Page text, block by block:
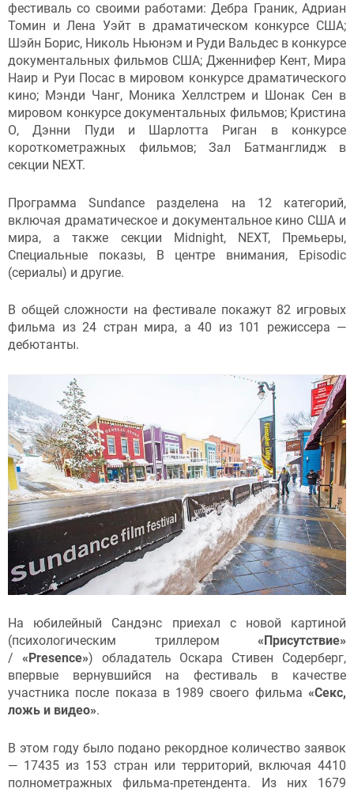
фестиваль со своими работами: Дебра Граник, Адриан
Томин и Лена Уэйт в драматическом конкурсе США;
Шэйн Борис, Николь Ньюнэм и Руди Вальдес в конкурсе
документальных фильмов США; Дженнифер Кент, Мира
Наир и Руи Посас в мировом конкурсе драматического
кино; Мэнди Чанг, Моника Хеллстрем и Шонак Сен в
мировом конкурсе документальных фильмов; Кристина
О, Дэнни Пуди и Шарлотта Риган в конкурсе
короткометражных фильмов; Зал Батманглидж в
секции NEXT.
Программа Sundance разделена на 12 категорий,
включая драматическое и документальное кино США и
мира, а также секции Midnight, NEXT, Премьеры,
Специальные показы, В центре внимания, Episodic
(сериалы) и другие.
В общей сложности на фестивале покажут 82 игровых
фильма из 24 стран мира, а 40 из 101 режиссера —
дебютанты.
На юбилейный Сандэнс приехал с новой картиной
(психологическим триллером «Присутствие»
/ «Presence») обладатель Оскара Стивен Содерберг,
впервые вернувшийся на фестиваль в качестве
участника после показа в 1989 своего фильма «Секс,
ложь и видео».
В этом году было подано рекордное количество заявок
— 17435 из 153 стран или территорий, включая 4410
полнометражных фильма-претендента. Из них 1679